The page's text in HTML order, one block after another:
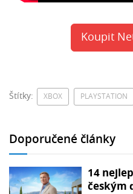
Koupit
Štítky: XBOX PLAYSTATION
Doporučené články
14
českým